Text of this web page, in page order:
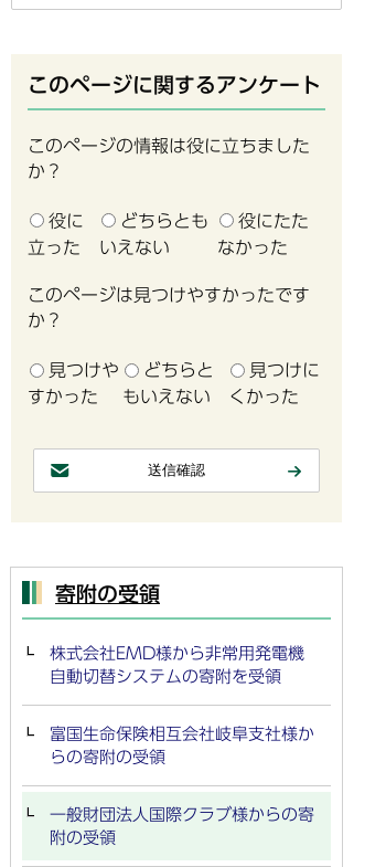
このページに関するアンケート
このページの情報は役に立ちました
か？
役に
立った
どちらとも
いえない
役にたた
なかった
このページは見つけやすかったです
か？
見つけや
すかった
どちらと
もいえない
見つけに
くかった
寄附の受領
株式会社EMD様から非常用発電機
自動切替システムの寄附を受領
富国生命保険相互会社岐阜支社様か
らの寄附の受領
一般財団法人国際クラブ様からの寄
附の受領